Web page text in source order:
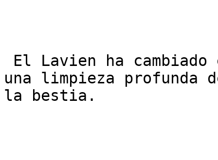
una limpieza profunda
la bestia.